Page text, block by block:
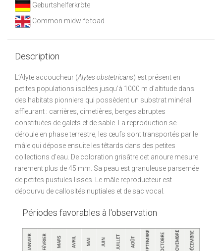
Geburtshelferkröte
Common midwife toad
Description
L’Alyte accoucheur (Alytes obstetricans) est présent en
petites populations isolées jusqu’à 1000 m d’altitude dans
des habitats pionniers qui possèdent un substrat minéral
affleurant : carrières, cimetières, berges abruptes
constituées de galets et de sable. La reproduction se
déroule en phase terrestre, les œufs sont transportés par le
mâle qui dépose ensuite les têtards dans des petites
collections d’eau. De coloration grisâtre cet anoure mesure
rarement plus de 45 mm. Sa peau est granuleuse parsemée
de petites pustules lisses. Le mâle reproducteur est
dépourvu de callosités nuptiales et de sac vocal.
Périodes favorables à l'observation